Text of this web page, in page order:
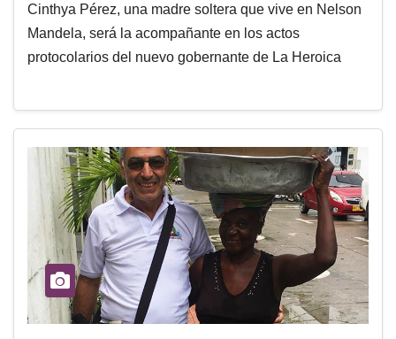
Cinthya Pérez, una madre soltera que vive en Nelson
Mandela, será la acompañante en los actos
protocolarios del nuevo gobernante de La Heroica